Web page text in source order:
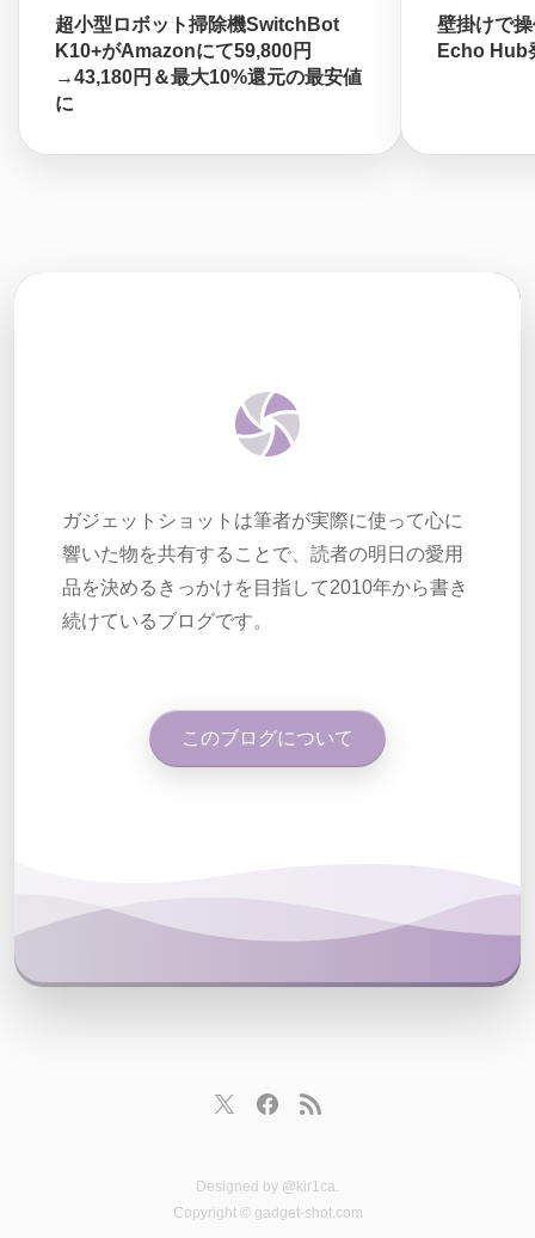
超小型ロボット掃除機SwitchBot
K10+がAmazonにて59,800円
→43,180円＆最大10%還元の最安値
に
壁掛けで
Echo Hub
ガジェットショットは筆者が実際に使って心に
響いた物を共有することで、読者の明日の愛用
品を決めるきっかけを目指して2010年から書き
続けているブログです。
このブログについて
Designed by @kir1ca.
Copyright © gadget-shot.com